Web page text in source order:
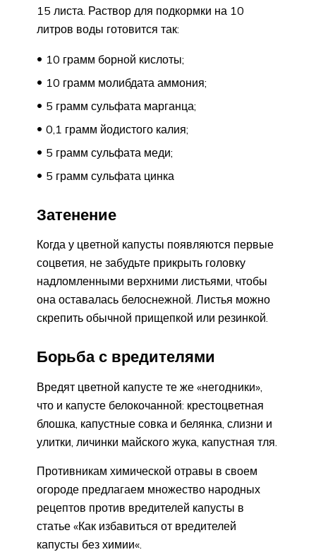
15 листа. Раствор для подкормки на 10
литров воды готовится так:
10 грамм борной кислоты;
10 грамм молибдата аммония;
5 грамм сульфата марганца;
0,1 грамм йодистого калия;
5 грамм сульфата меди;
5 грамм сульфата цинка
Затенение
Когда у цветной капусты появляются первые
соцветия, не забудьте прикрыть головку
надломленными верхними листьями, чтобы
она оставалась белоснежной. Листья можно
скрепить обычной прищепкой или резинкой.
Борьба с вредителями
Вредят цветной капусте те же «негодники»,
что и капусте белокочанной: крестоцветная
блошка, капустные совка и белянка, слизни и
улитки, личинки майского жука, капустная тля.
Противникам химической отравы в своем
огороде предлагаем множество народных
рецептов против вредителей капусты в
статье «Как избавиться от вредителей
капусты без химии«.